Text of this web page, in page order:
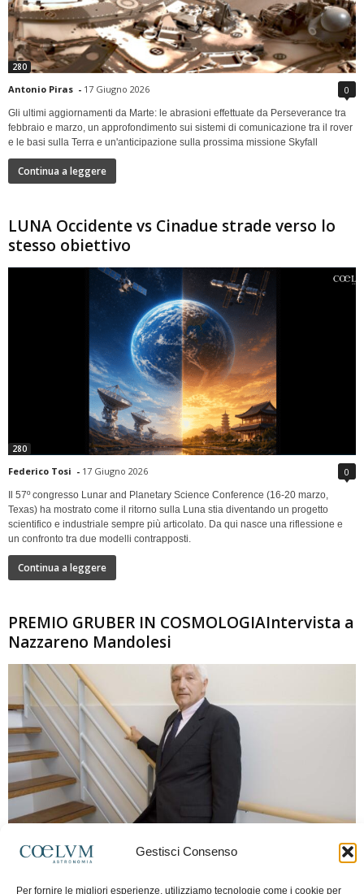
Gestisci Consenso
Per fornire le migliori esperienze, utilizziamo tecnologie come i cookie per
280
Antonio Piras - 17 Giugno 2026 0
Gli ultimi aggiornamenti da Marte: le abrasioni effettuate da Perseverance tra
febbraio e marzo, un approfondimento sui sistemi di comunicazione tra il rover
e le basi sulla Terra e un'anticipazione sulla prossima missione Skyfall
Continua a leggere
LUNA Occidente vs Cinadue strade verso lo
stesso obiettivo
280
Federico Tosi - 17 Giugno 2026 0
Il 57º congresso Lunar and Planetary Science Conference (16-20 marzo,
Texas) ha mostrato come il ritorno sulla Luna stia diventando un progetto
scientifico e industriale sempre più articolato. Da qui nasce una riflessione e
un confronto tra due modelli contrapposti.
Continua a leggere
PREMIO GRUBER IN COSMOLOGIAIntervista a
Nazzareno Mandolesi
280
Frida Paolella
Intervista al professor Nazzareno Mandolesi, tra i protagonisti della cosmologia